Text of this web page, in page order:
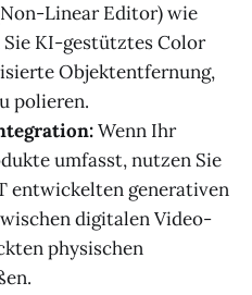
Linear Editor) wie
Sie KI-gestütztes Color
Objektentfernung,
polieren.
Wenn Ihr
umfasst, nutzen Sie
entwickelten generativen
digitalen Video-
physischen